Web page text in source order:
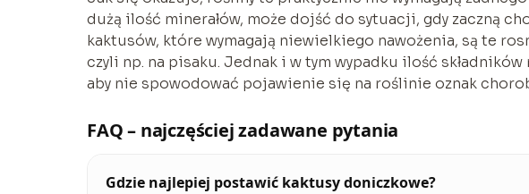
dużą ilość minerałów, może dojść do sytuacji, gdy zaczną
kaktusów, które wymagają niewielkiego nawożenia, są te
czyli np. na pisaku. Jednak i w tym wypadku ilość
aby nie spowodować pojawienie się na roślinie oznak
FAQ – najczęściej zadawane pytania
Gdzie najlepiej postawić kaktusy doniczkowe?